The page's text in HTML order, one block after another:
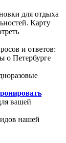
для отдыха
Карту
и ответов:
о Петербурге
вашей
нашей